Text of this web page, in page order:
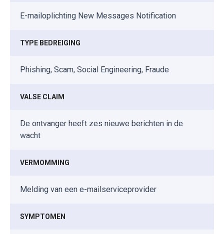
E-mailoplichting New Messages Notification
TYPE BEDREIGING
Phishing, Scam, Social Engineering, Fraude
VALSE CLAIM
De ontvanger heeft zes nieuwe berichten in de
wacht
VERMOMMING
Melding van een e-mailserviceprovider
SYMPTOMEN